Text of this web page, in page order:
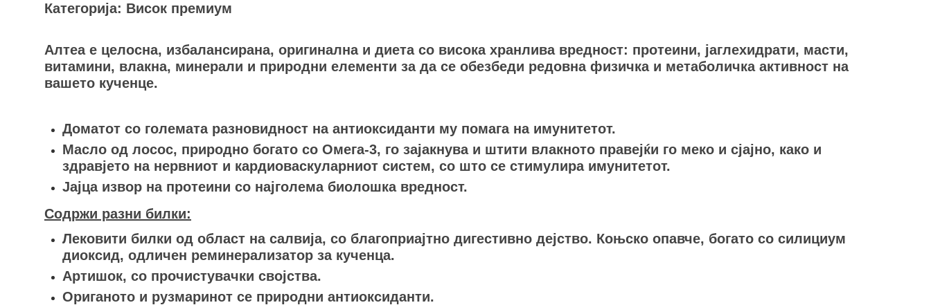
Категорија: Висок премиум
Алтеа е целосна, избалансирана, оригинална и диета со висока хранлива вредност: протеини, јаглехидрати, масти,
витамини, влакна, минерали и природни елементи за да се обезбеди редовна физичка и метаболичка активност на
вашето кученце.
Доматот со големата разновидност на антиоксиданти му помага на имунитетот.
Масло од лосос, природно богато со Омега-3, го зајакнува и штити влакното правејќи го меко и сјајно, како и
здравјето на нервниот и кардиоваскуларниот систем, со што се стимулира имунитетот.
Јајца извор на протеини со најголема биолошка вредност.
Содржи разни билки:
Лековити билки од област на салвија, со благоприајтно дигестивно дејство. Коњско опавче, богато со силициум
диоксид, одличен реминерализатор за кученца.
Артишок, со прочистувачки својства.
Ориганото и рузмаринот се природни антиоксиданти.